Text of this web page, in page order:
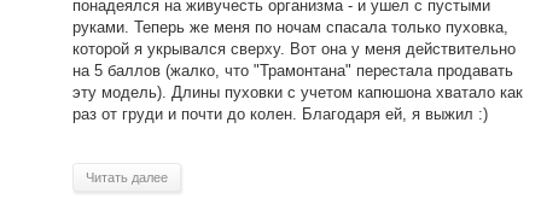
понадеялся на живучесть организма - и ушел с пустыми
руками. Теперь же меня по ночам спасала только пуховка,
которой я укрывался сверху. Вот она у меня действительно
на 5 баллов (жалко, что "Трамонтана" перестала продавать
эту модель). Длины пуховки с учетом капюшона хватало как
раз от груди и почти до колен. Благодаря ей, я выжил :)
Читать далее